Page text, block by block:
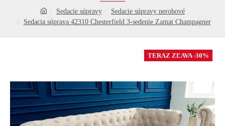
Sedacie súpravy
Sedacie súpravy nerohové
Sedacia súprava 42310 Chesterfield 3-sedenie Zamat Champagner
TERAZ ZĽAVA -30%